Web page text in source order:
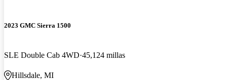
2023 GMC Sierra 1500
SLE Double Cab 4WD 45,124 millas
Hillsdale, MI